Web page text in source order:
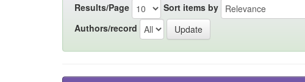
Results/Page Sort items by
Authors/record